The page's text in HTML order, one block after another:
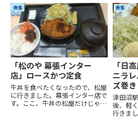
けど。 年始だからなのか、いつ
もなのか分からないけど、結構、
人いっぱいいましたね。ランチ
は、本川越駅近くの「磯丸水産」
と...
それぞ
スープ
いて、
るのは
食事
「松のや 幕張インター
店」ロースかつ定食
牛丼を食べたくなったので、松屋
に行きました。幕張インター店で
す。ここ、牛丼の松屋だけじゃな
食事
「日
ニラ
ズ巻き
津田沼
後、軽
行きま